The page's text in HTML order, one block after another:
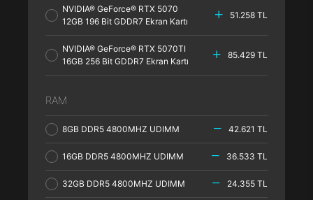
NVIDIA® GeForce® RTX 5070
12GB 196 Bit GDDR7 Ekran Kartı
51.258 TL
NVIDIA® GeForce® RTX 5070TI
16GB 256 Bit GDDR7 Ekran Kartı
85.429 TL
RAM
8GB DDR5 4800MHZ UDIMM 42.621 TL
16GB DDR5 4800MHZ UDIMM 36.533 TL
32GB DDR5 4800MHZ UDIMM 24.355 TL